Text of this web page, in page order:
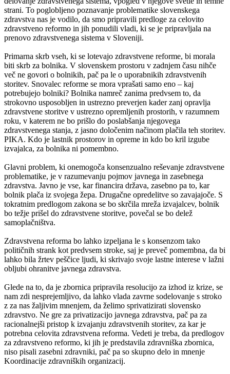
strani. To poglobljeno poznavanje problematike slovenskega
zdravstva nas je vodilo, da smo pripravili predloge za celovito
zdravstveno reformo in jih ponudili vladi, ki se je pripravljala na
prenovo zdravstvenega sistema v Sloveniji.
Primarna skrb vseh, ki se lotevajo zdravstvene reforme, bi morala
biti skrb za bolnika. V slovenskem prostoru v zadnjem času nihče
več ne govori o bolnikih, pač pa le o uporabnikih zdravstvenih
storitev. Snovalec reforme se mora vprašati samo eno – kaj
potrebujejo bolniki? Bolnika namreč zanima predvsem to, da
strokovno usposobljen in ustrezno preverjen kader zanj opravlja
zdravstvene storitve v ustrezno opremljenih prostorih, v razumnem
roku, v katerem ne bo prišlo do poslabšanja njegovega
zdravstvenega stanja, z jasno določenim načinom plačila teh storitev.
PIKA. Kdo je lastnik prostorov in opreme in kdo bo kril izgube
izvajalca, za bolnika ni pomembno.
Glavni problem, ki onemogoča konsenzualno reševanje zdravstvene
problematike, je v razumevanju pojmov javnega in zasebnega
zdravstva. Javno je vse, kar financira država, zasebno pa to, kar
bolnik plača iz svojega žepa. Drugačne opredelitve so zavajajoče. S
tokratnim predlogom zakona se bo skrčila mreža izvajalcev, bolnik
bo težje prišel do zdravstvene storitve, povečal se bo delež
samoplačništva.
Zdravstvena reforma bo lahko izpeljana le s konsenzom tako
političnih strank kot predvsem stroke, saj je preveč pomembna, da bi
lahko bila žrtev peščice ljudi, ki skrivajo svoje lastne interese v lažni
obljubi ohranitve javnega zdravstva.
Glede na to, da je zbornica pripravila resolucijo za izhod iz krize, se
nam zdi nesprejemljivo, da lahko vlada zavrne sodelovanje s stroko
z za nas žaljivim mnenjem, da želimo sprivatizirati slovensko
zdravstvo. Ne gre za privatizacijo javnega zdravstva, pač pa za
racionalnejši pristop k izvajanju zdravstvenih storitev, za kar je
potrebna celovita zdravstvena reforma. Vedeti je treba, da predlogov
za zdravstveno reformo, ki jih je predstavila zdravniška zbornica,
niso pisali zasebni zdravniki, pač pa so skupno delo in mnenje
Koordinacije zdravniških organizacij.